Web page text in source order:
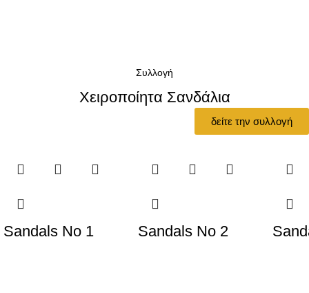
Συλλογή
Χειροποίητα Σανδάλια
δείτε την συλλογή
Sandals No 1 Sandals No 2